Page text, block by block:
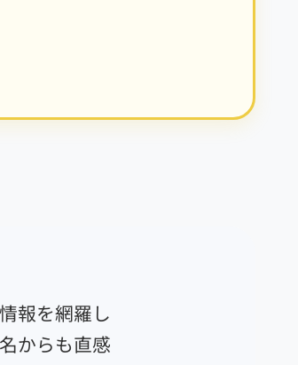
報を網羅し
からも直感